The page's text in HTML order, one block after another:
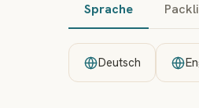
Sprache
Deutsch